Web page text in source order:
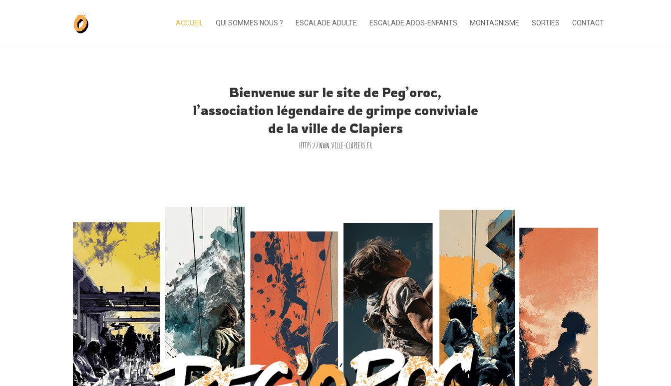
ACCUEIL QUI SOMMES NOUS ? ESCALADE ADULTE ESCALADE ADOS-ENFANTS MONTAGNISME SORTIES CONTACT
Bienvenue sur le site de Peg’oroc,
l’association légendaire de grimpe conviviale
de la ville de Clapiers
https://www.ville-clapiers.fr